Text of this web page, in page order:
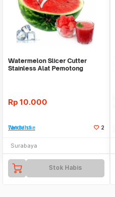
Watermelon Slicer Cutter
Stainless Alat Pemotong
Rp 10.000
Tambah ke Watchlist 2
Surabaya
Stok Habis